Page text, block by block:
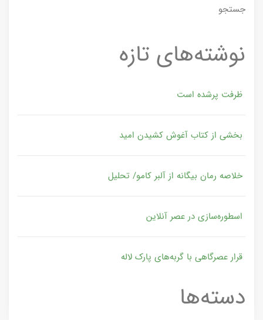
جستجو
نوشته‌های تازه
ظرفت پرشده‌ است
بخشی از کتاب آغوش کشیدن امید
خلاصه رمان بیگانه از آلبر کامو/ تحلیل
اسطوره‌سازی در عصر آنلاین
قرار عصرگاهی با گربه‌های پارک لاله
دسته‌ها